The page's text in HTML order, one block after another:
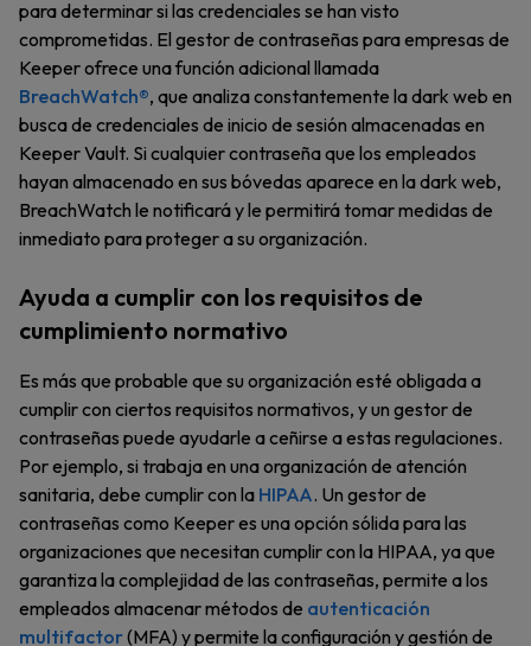
para determinar si las credenciales se han visto
comprometidas. El gestor de contraseñas para empresas de
Keeper ofrece una función adicional llamada
BreachWatch®, que analiza constantemente la dark web en
busca de credenciales de inicio de sesión almacenadas en
Keeper Vault. Si cualquier contraseña que los empleados
hayan almacenado en sus bóvedas aparece en la dark web,
BreachWatch le notificará y le permitirá tomar medidas de
inmediato para proteger a su organización.
Ayuda a cumplir con los requisitos de
cumplimiento normativo
Es más que probable que su organización esté obligada a
cumplir con ciertos requisitos normativos, y un gestor de
contraseñas puede ayudarle a ceñirse a estas regulaciones.
Por ejemplo, si trabaja en una organización de atención
sanitaria, debe cumplir con la HIPAA. Un gestor de
contraseñas como Keeper es una opción sólida para las
organizaciones que necesitan cumplir con la HIPAA, ya que
garantiza la complejidad de las contraseñas, permite a los
empleados almacenar métodos de autenticación
multifactor(MFA) y permite la configuración y gestión de